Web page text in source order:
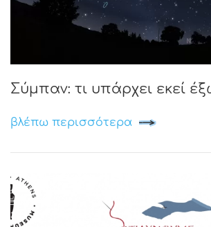
Σύμπαν: τι υπάρχει εκεί
βλέπω περισσότερα